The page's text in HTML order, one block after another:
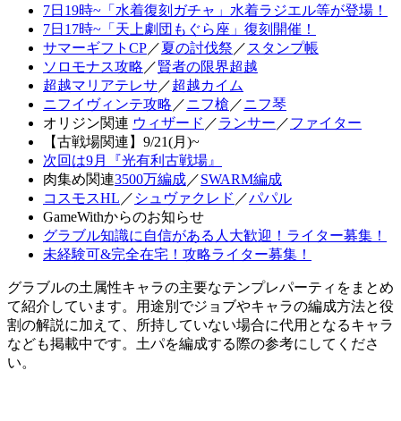
7日19時~「水着復刻ガチャ」水着ラジエル等が登場！
7日17時~「天上劇団もぐら座」復刻開催！
サマーギフトCP／夏の討伐祭 ／ スタンプ帳
ソロモナス攻略 ／賢者の限界超越
超越マリアテレサ ／超越カイム
ニフイヴィンテ攻略 ／ニフ槍 ／ニフ琴
オリジン関連 ウィザード ／ランサー ／ファイター
【古戦場関連】9/21(月)~
次回は9月『光有利古戦場』
肉集め関連3500万編成／SWARM編成
コスモスHL ／ シュヴァクレド ／パパル
GameWithからのお知らせ
グラブル知識に自信がある人大歓迎！ライター募集！
未経験可&完全在宅！攻略ライター募集！
グラブルの土属性キャラの主要なテンプレパーティをまとめ
て紹介しています。用途別でジョブやキャラの編成方法と役
割の解説に加えて、所持していない場合に代用となるキャラ
なども掲載中です。土パを編成する際の参考にしてくださ
い。